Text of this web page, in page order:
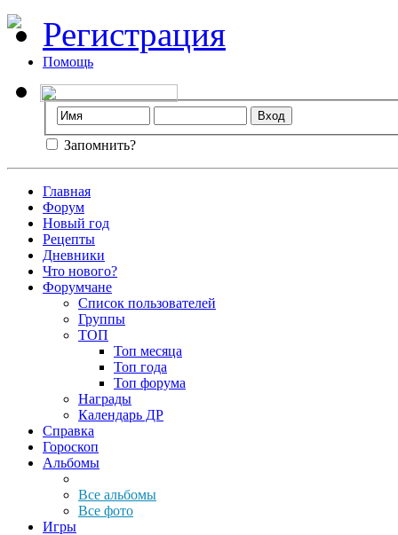
Регистрация
Помощь
Запомнить?
Главная
Форум
Новый год
Рецепты
Дневники
Что нового?
Форумчане
Список пользователей
Группы
ТОП
Топ месяца
Топ года
Топ форума
Награды
Календарь ДР
Справка
Гороскоп
Альбомы
Все альбомы
Все фото
Игры